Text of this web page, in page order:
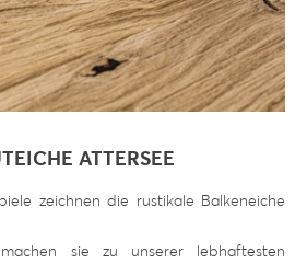
ATTERSEE
zeichnen die rustikale Balkeneiche
sie zu unserer lebhaftesten